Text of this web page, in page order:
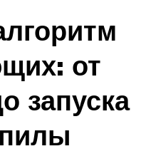
от
запуска